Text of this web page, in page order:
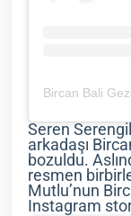
Seren
arkadaşı
bozuldu.
resmen
Mutlu’nun
Instagram